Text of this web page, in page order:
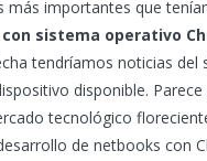
importantes que
sistema operativo
tendríamos noticias
disponible.
tecnológico
de netbooks con